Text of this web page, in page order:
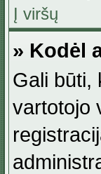
Į viršų
» Kodėl
Gali būti,
vartotojo